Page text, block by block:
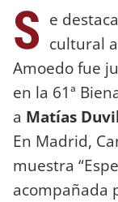
S e
cultural
Amoedo fue
en la 61ª
a Matías
En Madrid,
muestra
acompañada